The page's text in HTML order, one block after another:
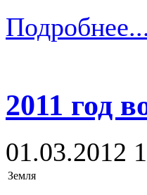
Подробнее...
2011 год
01.03.2012
Земля